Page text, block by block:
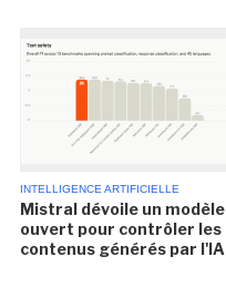
INTELLIGENCE ARTIFICIELLE
Mistral dévoile un modèle
ouvert pour contrôler les
contenus générés par l'IA